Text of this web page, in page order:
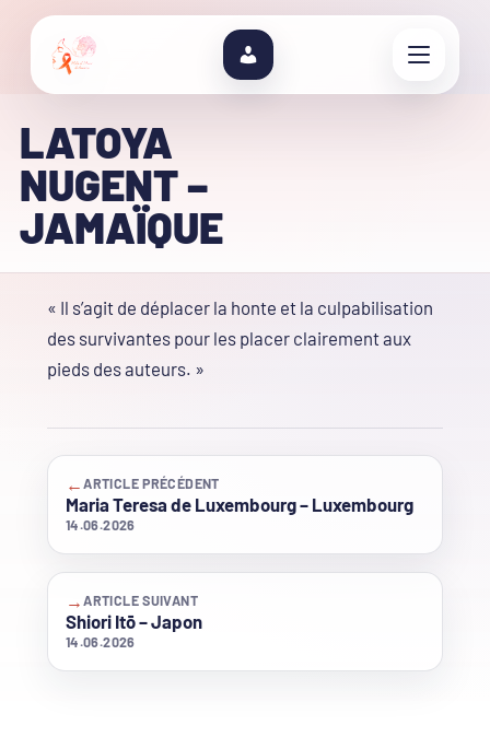
LATOYA
NUGENT –
JAMAÏQUE
« Il s’agit de déplacer la honte et la culpabilisation
des survivantes pour les placer clairement aux
pieds des auteurs. »
←ARTICLE PRÉCÉDENT
Maria Teresa de Luxembourg – Luxembourg
14.06.2026
→ARTICLE SUIVANT
Shiori Itō – Japon
14.06.2026